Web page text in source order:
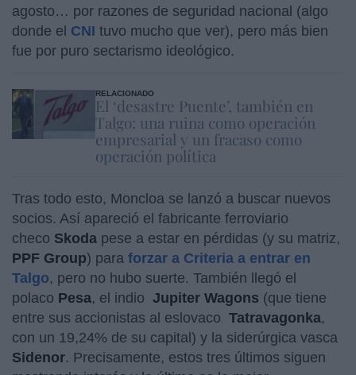
agosto… por razones de seguridad nacional (algo
donde el CNI tuvo mucho que ver), pero más bien
fue por puro sectarismo ideológico.
RELACIONADO
El ‘desastre Puente’, también en
Talgo: una ruina como operación
empresarial y un fracaso como
operación política
Tras todo esto, Moncloa se lanzó a buscar nuevos
socios. Así apareció el fabricante ferroviario
checo Skoda pese a estar en pérdidas (y su matriz,
PPF Group) para forzar a Criteria a entrar en
Talgo, pero no hubo suerte. También llegó el
polaco Pesa, el indio Jupiter Wagons (que tiene
entre sus accionistas al eslovaco Tatravagonka,
con un 19,24% de su capital) y la siderúrgica vasca
Sidenor. Precisamente, estos tres últimos siguen